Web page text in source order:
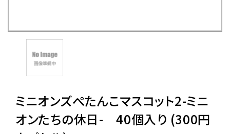
ミニオンズぺたんこマスコット2-ミニ
オンたちの休日- 40個入り (300円